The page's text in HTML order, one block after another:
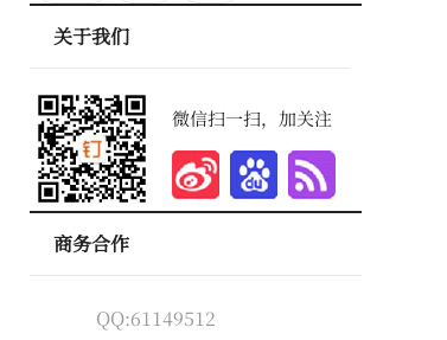
关于我们
微信扫一扫，加关注
商务合作
QQ:61149512